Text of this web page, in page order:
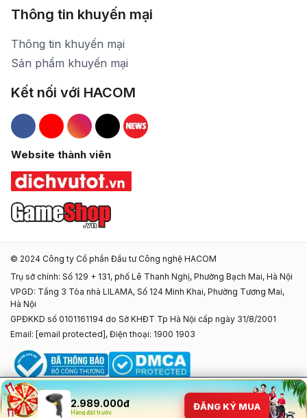
2.989.000đ
Hàng đặt trước
ĐĂNG KÝ MUA
Thông tin khuyến mại
Thông tin khuyến mại
Sản phẩm khuyến mại
Kết nối với HACOM
Hacom Facebook
Hacom YouTube
Hacom Instagram
Hacom TikTok
Website thành viên
© 2024 Công ty Cổ phần Đầu tư Công nghệ HACOM
Trụ sở chính: Số 129 + 131, phố Lê Thanh Nghị, Phường Bạch Mai, Hà Nội
VPGD: Tầng 3 Tòa nhà LILAMA, Số 124 Minh Khai, Phường Tương Mai,
Hà Nội
GPĐKKD số 0101161194 do Sở KHĐT Tp Hà Nội cấp ngày 31/8/2001
Email: [email protected] , Điện thoại: 1900 1903